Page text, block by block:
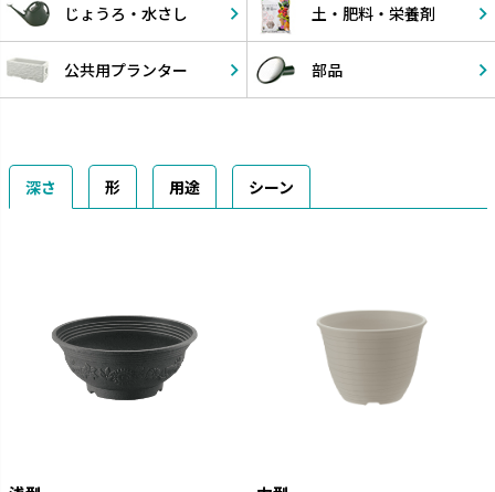
じょうろ・ 水さし 土・肥料・ 栄養剤
公共用プランター 部品
深さ 形 用途 シーン